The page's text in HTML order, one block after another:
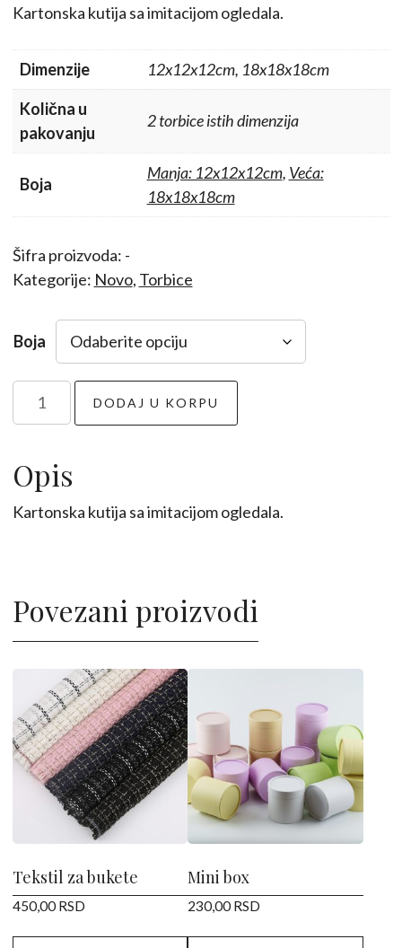
od
do
550,00 RSD
Kartonska kutija sa imitacijom ogledala.
Dimenzije
12x12x12cm, 18x18x18cm
Količna u
pakovanju
2 torbice istih dimenzija
Boja
Manja: 12x12x12cm, Veća:
18x18x18cm
Šifra proizvoda: -
Kategorije: Novo, Torbice
Boja
količina
DODAJ U KORPU
Opis
Kartonska kutija sa imitacijom ogledala.
Povezani proizvodi
Tekstil za bukete
450,00 RSD
proizvod
ima
više
varijanti.
Opcije
biti
izabrane
na
Mini box
230,00 RSD
Ovaj
proizvod
ima
više
varijanti.
Opcije
mogu
biti
izabrane
na